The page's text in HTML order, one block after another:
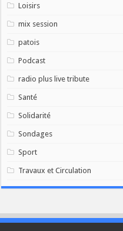
Loisirs
mix session
patois
Podcast
radio plus live tribute
Santé
Solidarité
Sondages
Sport
Travaux et Circulation